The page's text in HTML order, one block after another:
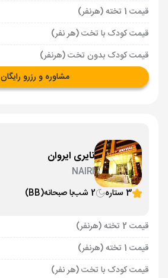
قیمت 1 تخته (هرنفر)
قیمت کودک با تخت (هر نفر)
قیمت کودک بدون تخت (هرنفر)
مشاوره و رزرو رایگان
نایری ایروان
NAIRI
3 ستاره
2 شب با صبحانه(BB)
قیمت 2 تخته (هرنفر)
قیمت 1 تخته (هرنفر)
قیمت کودک با تخت (هر نفر)